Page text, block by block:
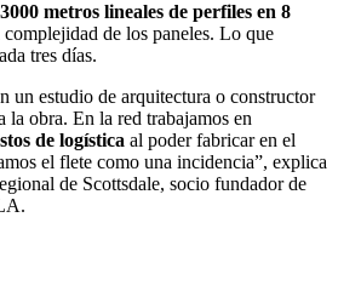
metros lineales de perfiles en 8
de los paneles. Lo que
tres días.
un estudio de arquitectura o constructor
la obra. En la red trabajamos en
de logística al poder fabricar en el
el flete como una incidencia”, explica
de Scottsdale, socio fundador de